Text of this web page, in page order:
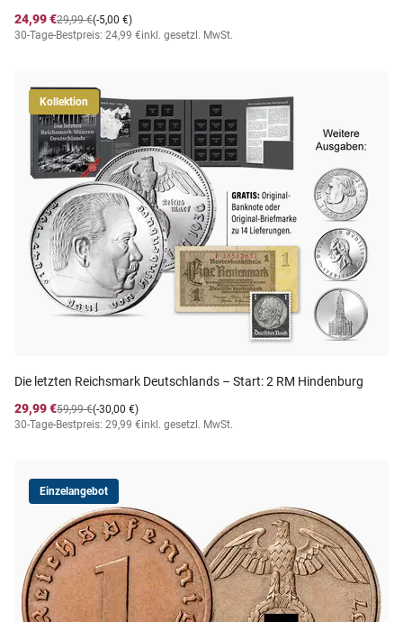
24,99 €
(-5,00 €)
29,99 €
30-Tage-Bestpreis: 24,99 €inkl. gesetzl. MwSt.
Kollektion
Die letzten Reichsmark Deutschlands – Start: 2 RM Hindenburg
29,99 €
(-30,00 €)
59,99 €
30-Tage-Bestpreis: 29,99 €inkl. gesetzl. MwSt.
Einzelangebot